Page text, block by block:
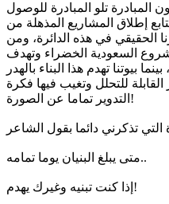
المبادرة تلو المبادرة للوصول
إطلاق المشاريع المذهلة من
الحقيقي في هذه الدائرة، ومن
السعودية الخضراء وتهدف
بيوتنا تهدم هذا البناء بالهدر
القابلة للتحلل وتغيب فيها فكرة
التدوير تماما عن الصورة!
متى يبلغ البنيان يوما تمامه..
إذا كنت تبنيه وغيرك يهدم!